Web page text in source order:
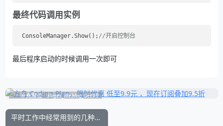
最终代码调用实例
ConsoleManager.Show(); //开启控制台
最后程序启动的时候调用一次即可
补充展位 Pages_Weblog_Get#0
平时工作中经常用到的几种正则表达式写法